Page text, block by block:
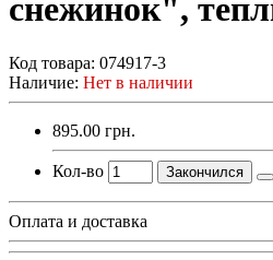
снежинок",
Код товара: 074917-3
Наличие: Нет в наличии
895.00 грн.
Кол-во Закончился
Оплата и доставка